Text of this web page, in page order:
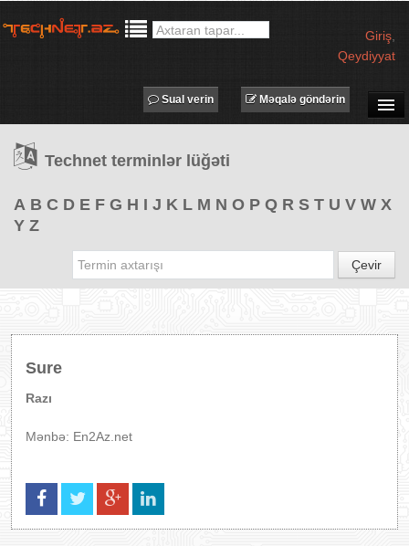
Giriş
Qeydiyyat
TƏDBİRLƏR
PROQRAMLAR
Məqalə göndərin
Sual verin
Technet terminlər lüğəti
A B C D E F G H I J K L M N O P Q R S T U V W X
Y Z
Çevir
Sure
Razı
Mənbə: En2Az.net